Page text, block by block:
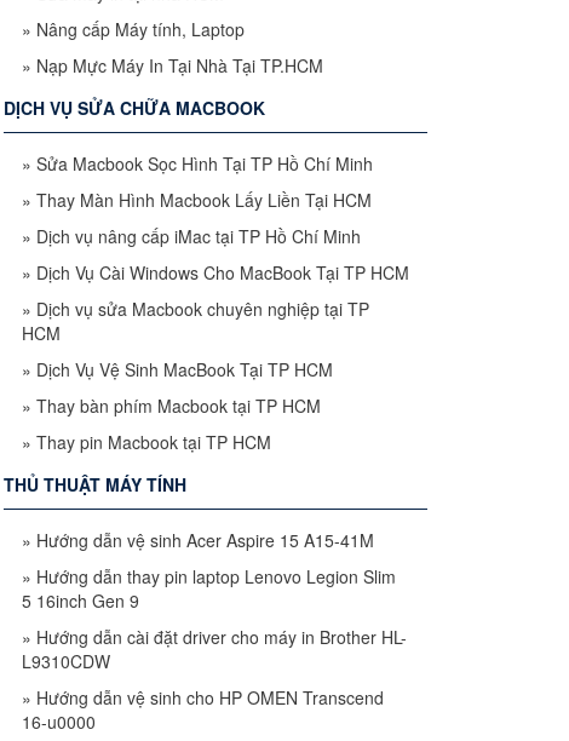
» Nâng cấp Máy tính, Laptop
» Nạp Mực Máy In Tại Nhà Tại TP.HCM
DỊCH VỤ SỬA CHỮA MACBOOK
» Sửa Macbook Sọc Hình Tại TP Hồ Chí Minh
» Thay Màn Hình Macbook Lấy Liền Tại HCM
» Dịch vụ nâng cấp iMac tại TP Hồ Chí Minh
» Dịch Vụ Cài Windows Cho MacBook Tại TP HCM
» Dịch vụ sửa Macbook chuyên nghiệp tại TP
HCM
» Dịch Vụ Vệ Sinh MacBook Tại TP HCM
» Thay bàn phím Macbook tại TP HCM
» Thay pin Macbook tại TP HCM
THỦ THUẬT MÁY TÍNH
» Hướng dẫn vệ sinh Acer Aspire 15 A15-41M
» Hướng dẫn thay pin laptop Lenovo Legion Slim
5 16inch Gen 9
» Hướng dẫn cài đặt driver cho máy in Brother HL-
L9310CDW
» Hướng dẫn vệ sinh cho HP OMEN Transcend
16-u0000